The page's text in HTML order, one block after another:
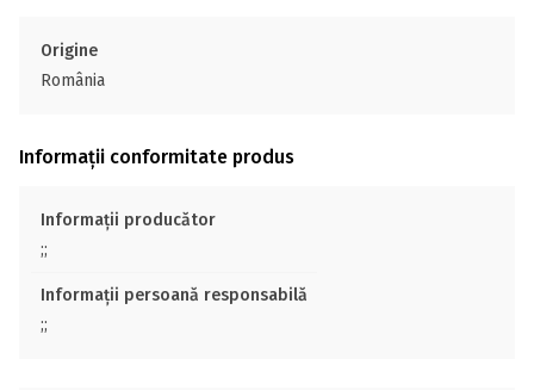
Origine
România
Informații conformitate produs
Informații producător
;;
Informații persoană responsabilă
;;